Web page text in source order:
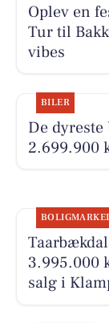
Oplev en
Tur til
vibes
BILER
De
2.699.900
3.995.000
salg i